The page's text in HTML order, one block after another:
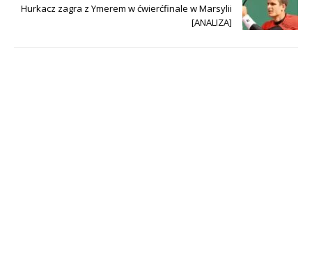
Hurkacz zagra z Ymerem w ćwierćfinale w Marsylii
[ANALIZA]